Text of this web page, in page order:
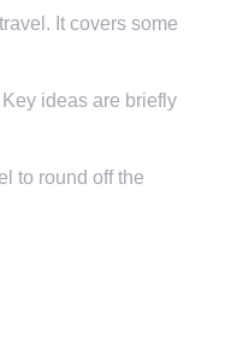
It covers some
ideas are briefly
to round off the